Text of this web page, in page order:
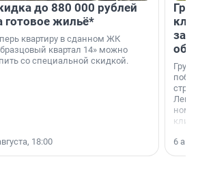
до 880 000 рублей
готовое жильё*
квартиру в сданном ЖК
квартал 14» можно
со специальной скидкой.
18:00
Группа
области».
6